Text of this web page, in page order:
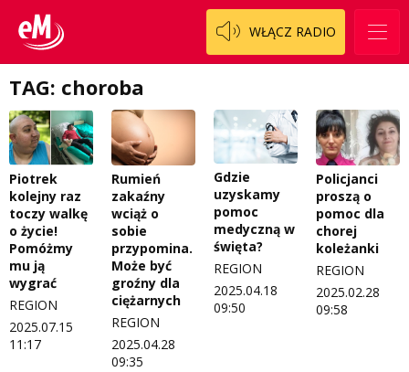
WŁĄCZ RADIO
TAG: choroba
Piotrek
kolejny raz
toczy walkę
o życie!
Pomóżmy
mu ją
wygrać
REGION
2025.07.15
11:17
Rumień
zakaźny
wciąż o
sobie
przypomina.
Może być
groźny dla
ciężarnych
REGION
2025.04.28
09:35
Gdzie
uzyskamy
pomoc
medyczną w
święta?
REGION
2025.04.18
09:50
Policjanci
proszą o
pomoc dla
chorej
koleżanki
REGION
2025.02.28
09:58